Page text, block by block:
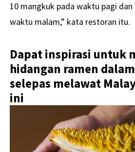
10 mangkuk pada waktu pagi
waktu malam,” kata restoran itu.
Dapat inspirasi untuk
hidangan ramen
selepas melawat
ini